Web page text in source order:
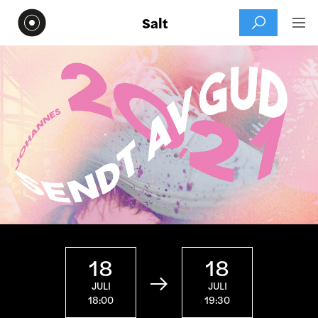
Salt  
18
JULI
18:00

18
JULI
19:30